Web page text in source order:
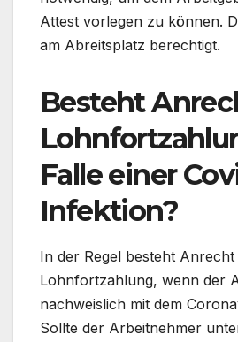
Attest vorlegen zu können.
am Abreitsplatz berechtigt.
Besteht
Falle einer
Infektion?
In der Regel besteht Anrecht
Lohnfortzahlung, wenn der
nachweislich mit dem
Sollte der Arbeitnehmer